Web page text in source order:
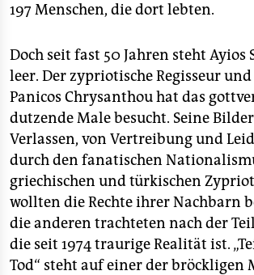
unterstützen
abo
genossenschaft
epaper login
197 Menschen, die dort lebten.
Doch seit fast 50 Jahren steht Ayios
leer. Der zypriotische Regisseur
Panicos Chrysanthou hat das
dutzende Male besucht. Seine
Verlassen, von Vertreibung und
durch den fanatischen
griechischen und türkischen
wollten die Rechte ihrer Nachbarn
die anderen trachteten nach der
die seit 1974 traurige Realität ist.
Tod“ steht auf einer der bröckligen